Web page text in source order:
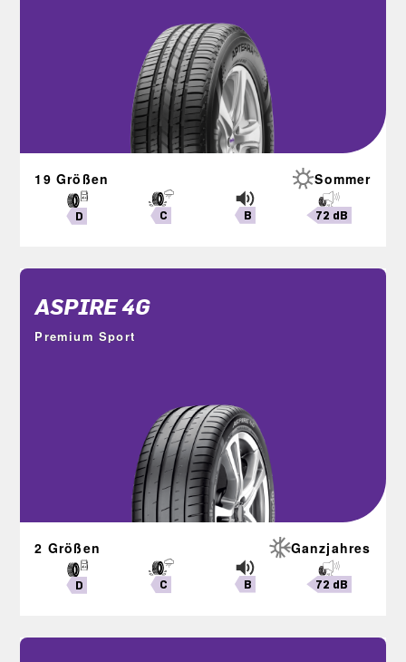
19 Größen Sommer
D C B 72 dB
ASPIRE 4G
Premium Sport
2 Größen Ganzjahres
D C B 72 dB